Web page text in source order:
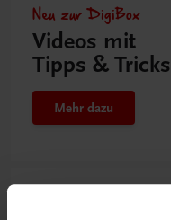
Neu zur DigiBox
Videos mit
Tipps & Tricks
Mehr dazu